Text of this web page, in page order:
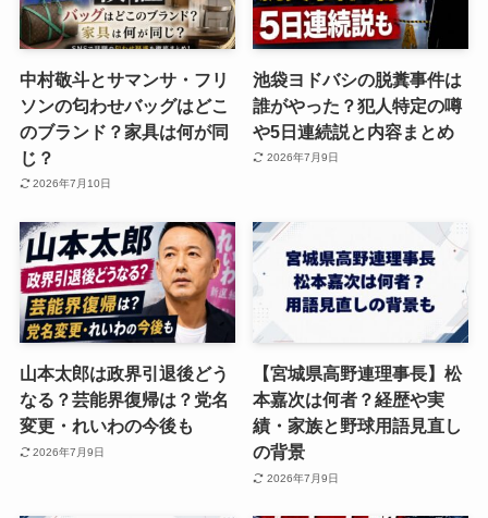
中村敬斗とサマンサ・フリ
ソンの匂わせバッグはどこ
のブランド？家具は何が同
じ？
2026年7月10日
池袋ヨドバシの脱糞事件は
誰がやった？犯人特定の噂
や5日連続説と内容まとめ
2026年7月9日
山本太郎は政界引退後どう
なる？芸能界復帰は？党名
変更・れいわの今後も
2026年7月9日
【宮城県高野連理事長】松
本嘉次は何者？経歴や実
績・家族と野球用語見直し
の背景
2026年7月9日